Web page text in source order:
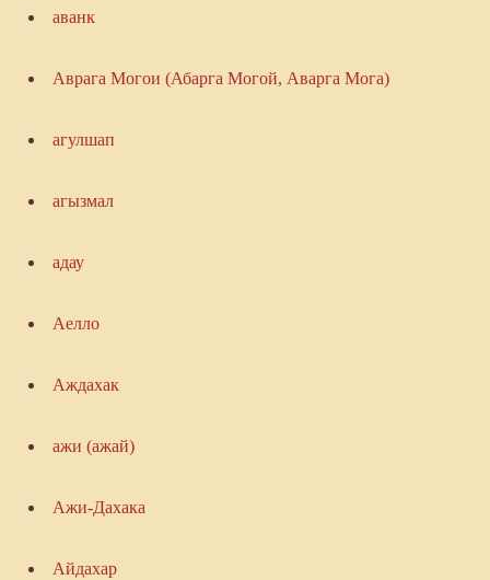
аванк
Аврага Могои (Абарга Могой, Аварга Мога)
агулшап
агызмал
адау
Аелло
Аждахак
ажи (ажай)
Ажи-Дахака
Айдахар